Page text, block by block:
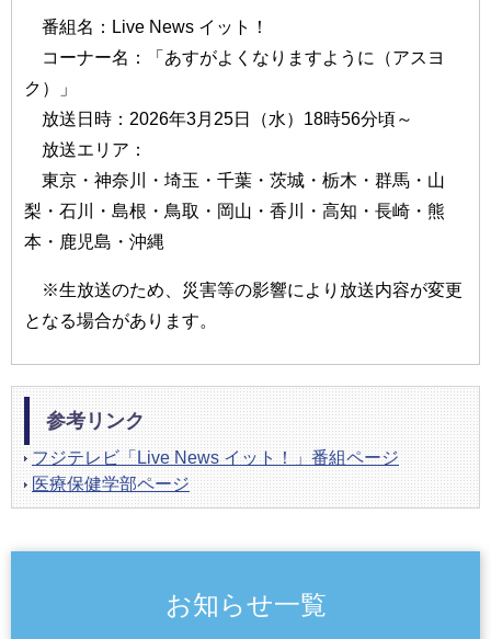
番組名：Live News イット！
コーナー名：「あすがよくなりますように（アスヨ
ク）」
放送日時：2026年3月25日（水）18時56分頃～
放送エリア：
東京・神奈川・埼玉・千葉・茨城・栃木・群馬・山
梨・石川・島根・鳥取・岡山・香川・高知・長崎・熊
本・鹿児島・沖縄
※生放送のため、災害等の影響により放送内容が変更
となる場合があります。
参考リンク
フジテレビ「Live News イット！」番組ページ
医療保健学部ページ
お知らせ一覧